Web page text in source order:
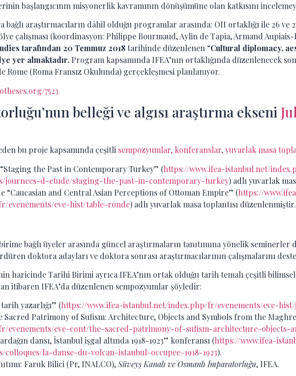
başlangıcının misyonerlik kavramının dönüşümüne olan katkısını
bağlı araştırmacıların dâhil olduğu programlar arasında: OII ortaklığı ile 26
çalışması (koordinasyon: Philippe Bourmaud, Aylin de Tapia, Armand
tarafından 20 Temmuz 2018tarihinde düzenlenen “Cultural diplomacy,
yer almaktadır. Program kapsamında IFEA’nın ortaklığında düzenlenecek
(Roma Fransız Okulunda) gerçekleşmesi planlanıyor.
7523
belleği ve algısı araştırma ekseni
bu proje kapsamında çeşitli sempozyumlar, konferanslar, yuvarlak masa
the Past in Contemporary Turkey” (https://www.ifea-istanbul.net/
journees-d-etude/staging-the-past-in-contemporary-turkey) adlı yuvarlak
“Caucasian and Central Asian Perceptions of Ottoman Empire” (https://
evenements/eve-hist/table-ronde) adlı yuvarlak masa toplantısı düzenlenmiştir.
bağlı üyeler arasında güncel araştırmaların tanıtımına yönelik
doktora adayları ve doktora sonrası araştırmacılarının çalışmalarını
haricinde Tarihi Birimi ayrıca IFEA’nın ortak olduğu tarih temalı çeşitli
itibaren IFEA’da düzenlenen sempozyumlar şöyledir:
yazarlığı” (https://www.ifea-istanbul.net/index.php/fr/evenements/eve-
Sacred Patrimony of Sufism: Architecture, Objects and Symbols from the
evenements/eve-cont/the-sacred-patrimony-of-sufism-architecture-objects-
dansı, İstanbul işgal altında 1918-1923” konferansı (https://www.ifea-
colloques/la-danse-du-volcan-istanbul-occupee-1918-1923).
Faruk Bilici (Pr, INALCO),Süveyş Kanalı ve Osmanlı İmparatorluğu, IFEA.